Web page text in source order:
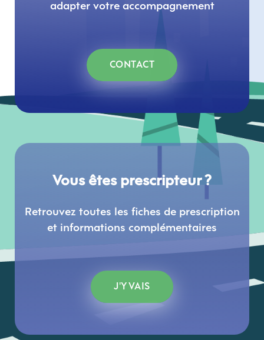
adapter votre accompagnement
CONTACT
Vous êtes prescripteur ?
Retrouvez toutes les fiches de prescription
et informations complémentaires
J'Y VAIS